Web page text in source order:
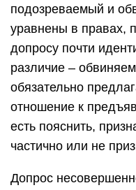
подозреваемый и
уравнены в правах,
допросу почти
различие –
обязательно
отношение к
есть пояснить,
частично или не
Допрос